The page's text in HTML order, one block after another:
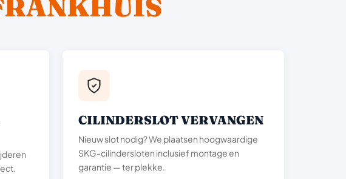
CILINDERSLOT VERVANGEN
Nieuw slot nodig? We plaatsen hoogwaardige
SKG-cilindersloten inclusief montage en
garantie — ter plekke.